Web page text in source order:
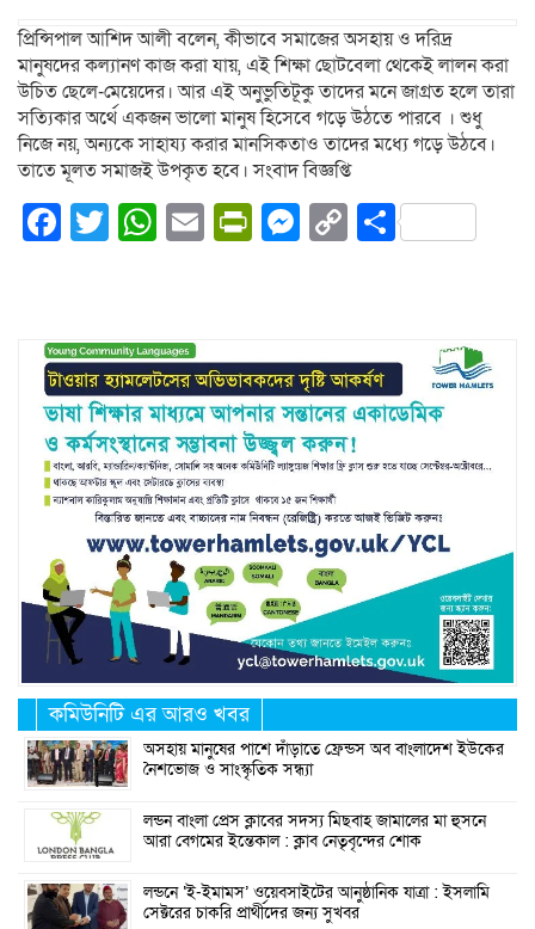
প্রিন্সিপাল আশিদ আলী বলেন, কীভাবে সমাজের অসহায় ও দরিদ্র
মানুষদের কল্যানণ কাজ করা যায়, এই শিক্ষা ছোটবেলা থেকেই লালন করা
উচিত ছেলে-মেয়েদের। আর এই অনুভুতিটূকু তাদের মনে জাগ্রত হলে তারা
সত্যিকার অর্থে একজন ভালো মানুষ হিসেবে গড়ে উঠতে পারবে । শুধু
নিজে নয়, অন্যকে সাহায্য করার মানসিকতাও তাদের মধ্যে গড়ে উঠবে।
তাতে মূলত সমাজই উপকৃত হবে। সংবাদ বিজ্ঞপ্তি
Facebook
Twitter
WhatsApp
EmailPrintFriendly
Messenger
CopyShare
কমিউনিটি এর আরও খবর
অসহায় মানুষের পাশে দাঁড়াতে ফ্রেন্ডস অব বাংলাদেশ ইউকের
নৈশভোজ ও সাংস্কৃতিক সন্ধ্যা
লন্ডন বাংলা প্রেস ক্লাবের সদস্য মিছবাহ জামালের মা হুসনে
আরা বেগমের ইন্তেকাল : ক্লাব নেতৃবৃন্দের শোক
লন্ডনে ‘ই-ইমামস’ ওয়েবসাইটের আনুষ্ঠানিক যাত্রা : ইসলামি
সেক্টরের চাকরি প্রার্থীদের জন্য সুখবর